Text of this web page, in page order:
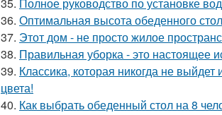
36. Оптимальная высота обеденного
37. Этот дом - не просто жилое
38. Правильная уборка - это настоящее
39. Классика, которая никогда не
цвета!
40. Как выбрать обеденный стол на 8